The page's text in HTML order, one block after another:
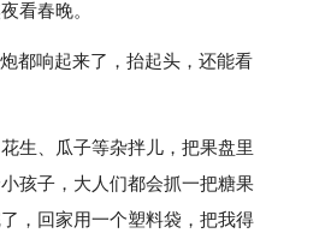
看春晚。
都响起来了，抬起头，还能看
生、瓜子等杂拌儿，把果盘里
孩子，大人们都会抓一把糖果
，回家用一个塑料袋，把我得